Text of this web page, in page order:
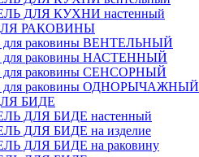
ДЛЯ КУХНИ настенный
РАКОВИНЫ
для раковины ВЕНТЕЛЬНЫЙ
для раковины НАСТЕННЫЙ
для раковины СЕНСОРНЫЙ
для раковины ОДНОРЫЧАЖНЫЙ
БИДЕ
ДЛЯ БИДЕ настенный
ДЛЯ БИДЕ на изделие
ДЛЯ БИДЕ на раковину